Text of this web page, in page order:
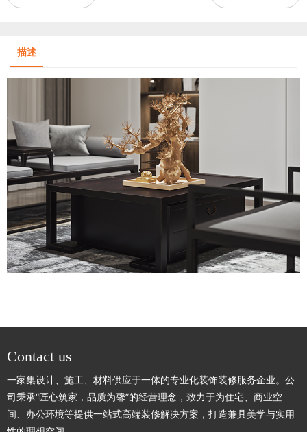
描述
Contact us
一家集设计、施工、材料供应于一体的专业化装饰装修服务企业。公
司秉承“匠心筑家，品质为馨”的经营理念，致力于为住宅、商业空
间、办公环境等提供一站式高端装修解决方案，打造兼具美学与实用